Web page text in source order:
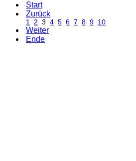
Start
Zurück
1 2 3 4 5 6 7 8 9 10
Weiter
Ende